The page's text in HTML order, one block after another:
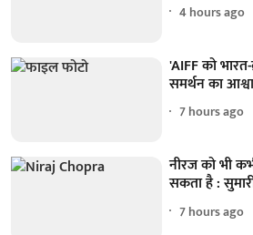
4 hours ago
'AIFF को
समर्थन का
7 hours ago
नीरज को भी
सकता है :
7 hours ago